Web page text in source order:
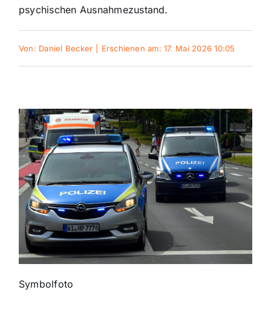
Mein Stadtteil
Galerie
Verkehrsmeldungen
Polizeimeldungen
Themen und Termine
Gewinnspiele
psychischen Ausnahmezustand.
Von: Daniel Becker Erschienen am: 17. Mai 2026 10:05
Symbolfoto